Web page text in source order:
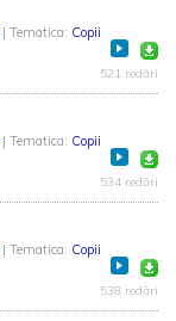
| Tematica: Copii
521 redări
| Tematica: Copii
534 redări
| Tematica: Copii
538 redări